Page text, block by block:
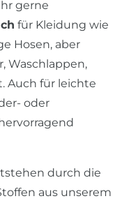
gerne
für Kleidung wie
Hosen, aber
Waschlappen,
Auch für leichte
oder
durch die
aus unserem